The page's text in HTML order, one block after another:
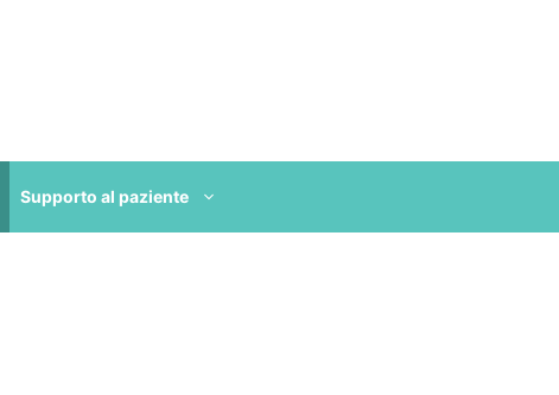
Supporto al paziente